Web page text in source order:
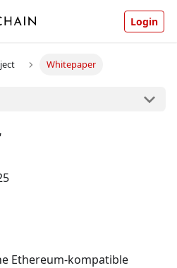
Login
Whitepaper
Ethereum-kompatible